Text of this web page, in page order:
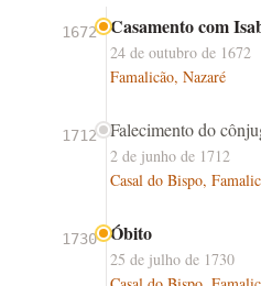
1672 Casamento com
24 de outubro de 1672
Famalicão, Nazaré
1712 Falecimento do
2 de junho de 1712
Casal do Bispo,
1730 Óbito
25 de julho de 1730